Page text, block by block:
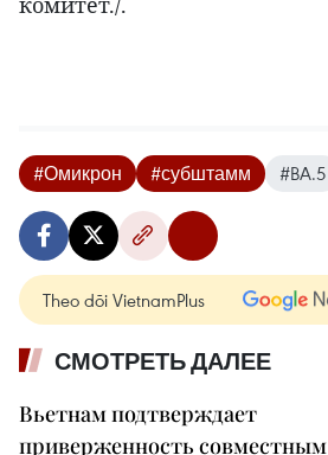
#Омикрон #субштамм #BA.5
Theo dõi VietnamPlus
СМОТРЕТЬ ДАЛЕЕ
Вьетнам подтверждает
приверженность совместным